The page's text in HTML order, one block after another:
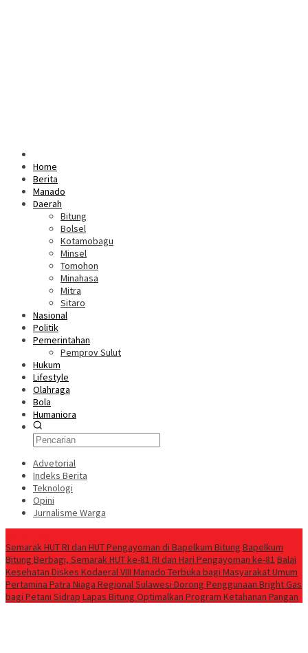
Home
Berita
Manado
Daerah
Bitung
Bolsel
Kotamobagu
Minsel
Tomohon
Minahasa
Mitra
Sitaro
Nasional
Politik
Pemerintahan
Pemprov Sulut
Hukum
Lifestyle
Olahraga
Bola
Humaniora
Advetorial
Indeks Berita
Teknologi
Opini
Jurnalisme Warga
Semarak HUT RI dan HUT Pengayoman di Bapelkum Bitung ‎Bapelkum
Bitung Berbagi, Semarak HUT ke-81 RI dan Hari Pengayoman ke-81 Balai
Kesehatan Diskes Kodaeral VIII Manado Terbuka bagi Masyarakat Umum
Pertamina Patra Niaga Regional Sulawesi Dorong Penggunaan Bright Gas
bagi Petani Sidrap Lapas Bitung Optimalkan Program Ketahanan Pangan